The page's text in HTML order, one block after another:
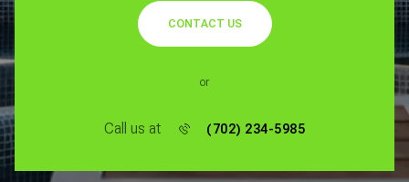
CONTACT US
or
Call us at (702) 234-5985